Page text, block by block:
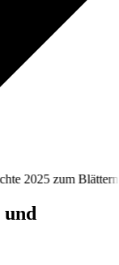
zum Blättern
+++